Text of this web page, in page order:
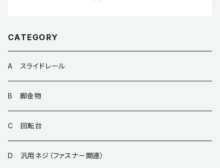
CATEGORY
A スライドレール
B 脚金物
C 回転台
D 汎用ネジ（ファスナー関連）